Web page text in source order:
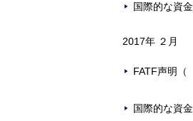
国際的な資
2017年 ２月
FATF声明（
国際的な資